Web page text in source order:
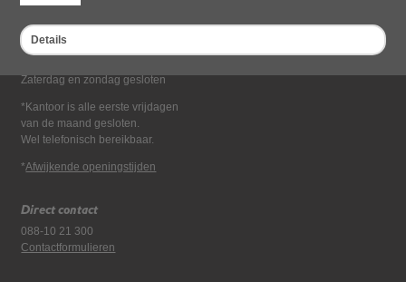
Details
Openingstijden kantoor
Maandag tot en met vrijdag*
van 08:00 tot 16:30
Zaterdag en zondag gesloten
*Kantoor is alle eerste vrijdagen
van de maand gesloten.
Wel telefonisch bereikbaar.
*Afwijkende openingstijden
Direct contact
088-10 21 300
Contactformulieren